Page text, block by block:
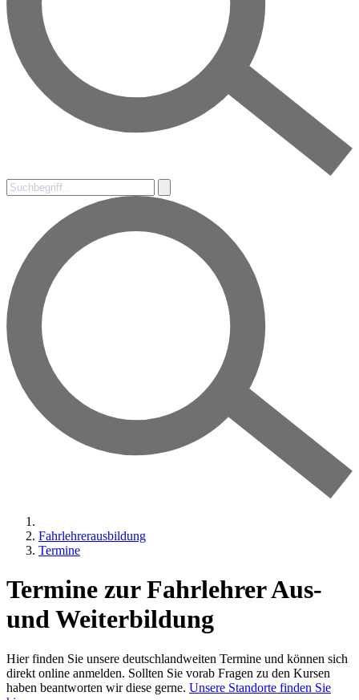
Fahrlehrerausbildung
Termine
Termine zur Fahrlehrer Aus-
und Weiterbildung
Hier finden Sie unsere deutschlandweiten Termine und können sich
direkt online anmelden. Sollten Sie vorab Fragen zu den Kursen
haben beantworten wir diese gerne. Unsere Standorte finden Sie